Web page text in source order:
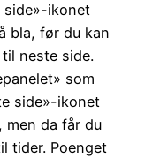
side»-ikonet
bla, før du kan
neste side.
som
side»-ikonet
men da får du
tider. Poenget